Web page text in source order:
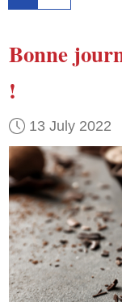
Bonne
!
13 July 2022